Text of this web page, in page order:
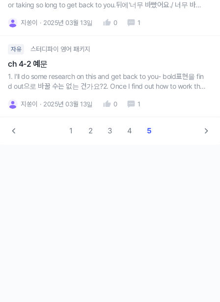
or taking so long to get back to you.뒤에'너무 바빴어요./ 너무 바빠서
을 알려주시면 감사하겠습니다.
지쏭이 2025년 03월 13일 0 1
자유 스터디파이 영어 패키지
ch 4-2 예문
1. I'll do some research on this and get back to you- bold표현을 fin
d out으로 바꿀 수는 없는 건가요?2. Once I find out how to work this
요?3. [Situation 35] (1
지쏭이 2025년 03월 13일 0 1
1 2 3 4 5